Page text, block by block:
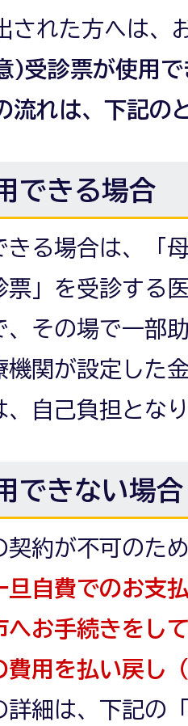
された方へは、
)受診票が使用
流れは、下記の
できる場合
きる場合は、「
票」を受診する
、その場で一部
機関が設定した
、自己負担とな
できない場合
契約が不可のた
旦自費でのお支
へお手続きをし
費用を払い戻し
詳細は、下記の